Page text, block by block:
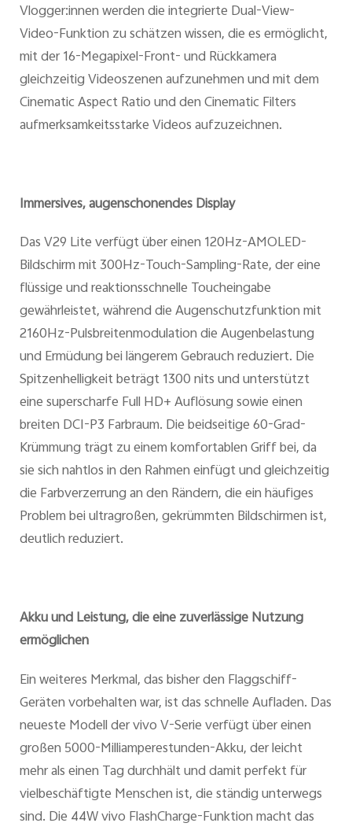
Vlogger:innen werden die integrierte Dual-View-
Video-Funktion zu schätzen wissen, die es ermöglicht,
mit der 16-Megapixel-Front- und Rückkamera
gleichzeitig Videoszenen aufzunehmen und mit dem
Cinematic Aspect Ratio und den Cinematic Filters
aufmerksamkeitsstarke Videos aufzuzeichnen.
Immersives, augenschonendes Display
Das V29 Lite verfügt über einen 120Hz-AMOLED-
Bildschirm mit 300Hz-Touch-Sampling-Rate, der eine
flüssige und reaktionsschnelle Toucheingabe
gewährleistet, während die Augenschutzfunktion mit
2160Hz-Pulsbreitenmodulation die Augenbelastung
und Ermüdung bei längerem Gebrauch reduziert. Die
Spitzenhelligkeit beträgt 1300 nits und unterstützt
eine superscharfe Full HD+ Auflösung sowie einen
breiten DCI-P3 Farbraum. Die beidseitige 60-Grad-
Krümmung trägt zu einem komfortablen Griff bei, da
sie sich nahtlos in den Rahmen einfügt und gleichzeitig
die Farbverzerrung an den Rändern, die ein häufiges
Problem bei ultragroßen, gekrümmten Bildschirmen ist,
deutlich reduziert.
Akku und Leistung, die eine zuverlässige Nutzung
ermöglichen
Ein weiteres Merkmal, das bisher den Flaggschiff-
Geräten vorbehalten war, ist das schnelle Aufladen. Das
neueste Modell der vivo V-Serie verfügt über einen
großen 5000-Milliamperestunden-Akku, der leicht
mehr als einen Tag durchhält und damit perfekt für
vielbeschäftigte Menschen ist, die ständig unterwegs
sind. Die 44W vivo FlashCharge-Funktion macht das